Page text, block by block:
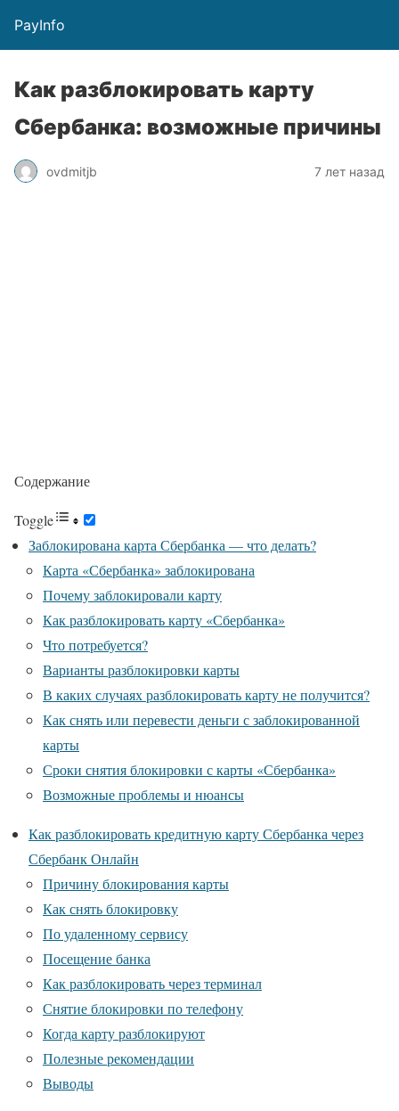
PayInfo
Как разблокировать карту
Сбербанка: возможные причины
ovdmitjb 7 лет назад
Содержание
Toggle
Заблокирована карта Сбербанка — что делать?
Карта «Сбербанка» заблокирована
Почему заблокировали карту
Как разблокировать карту «Сбербанка»
Что потребуется?
Варианты разблокировки карты
В каких случаях разблокировать карту не получится?
Как снять или перевести деньги с заблокированной
карты
Сроки снятия блокировки с карты «Сбербанка»
Возможные проблемы и нюансы
Как разблокировать кредитную карту Сбербанка через
Сбербанк Онлайн
Причину блокирования карты
Как снять блокировку
По удаленному сервису
Посещение банка
Как разблокировать через терминал
Снятие блокировки по телефону
Когда карту разблокируют
Полезные рекомендации
Выводы